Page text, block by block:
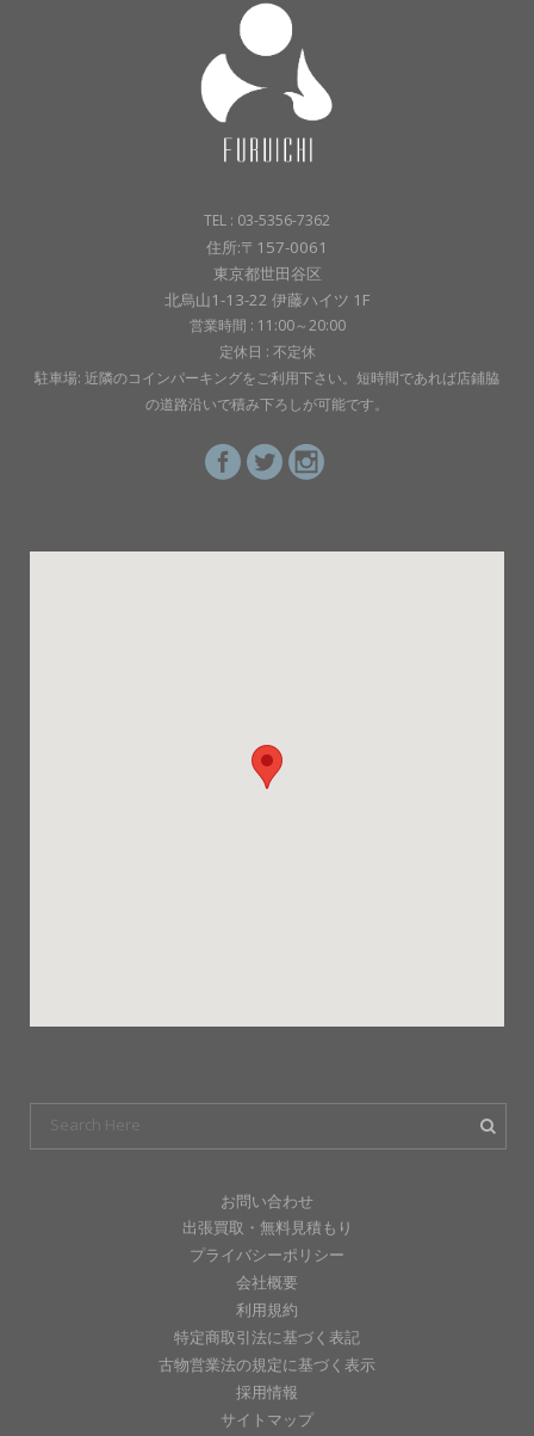
TEL : 03-5356-7362
住所:〒157-0061
東京都世田谷区
北烏山1-13-22 伊藤ハイツ 1F
営業時間 : 11:00～20:00
定休日 : 不定休
駐車場: 近隣のコインパーキングをご利用下さい。短時間であれば店鋪脇
の道路沿いで積み下ろしが可能です。
お問い合わせ
出張買取・無料見積もり
プライバシーポリシー
会社概要
利用規約
特定商取引法に基づく表記
古物営業法の規定に基づく表示
採用情報
サイトマップ